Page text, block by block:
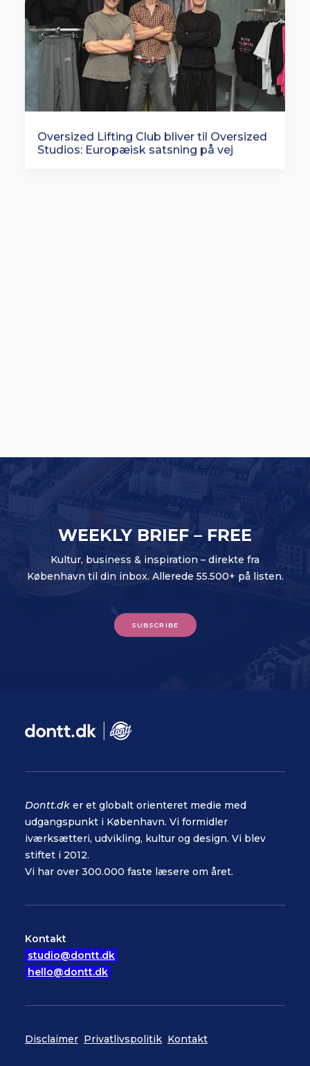
Oversized Lifting Club bliver til Oversized
Studios: Europæisk satsning på vej
WEEKLY BRIEF – FREE
Kultur, business & inspiration – direkte fra
København til din inbox. Allerede 55.500+ på listen.
SUBSCRIBE
Dontt.dk er et globalt orienteret medie med
udgangspunkt i København. Vi formidler
iværksætteri, udvikling, kultur og design. Vi blev
stiftet i 2012.
Vi har over 300.000 faste læsere om året.
Kontakt
studio@dontt.dk
hello@dontt.dk
Disclaimer Privatlivspolitik Kontakt